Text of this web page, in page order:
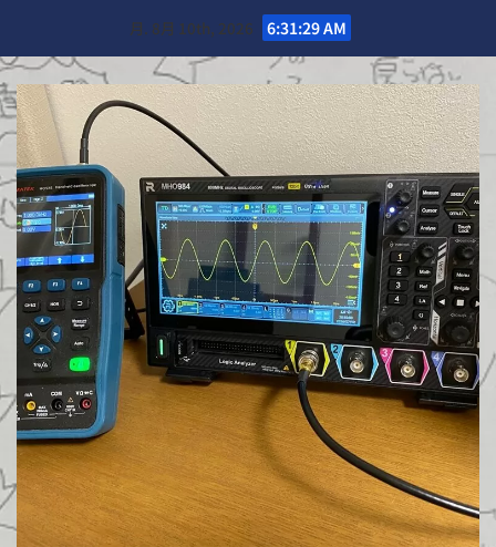
content
月. 8月 10th, 2026 6:31:31 AM